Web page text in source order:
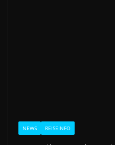
NEWS REISEINFO